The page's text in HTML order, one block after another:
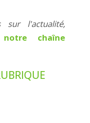
sur l'actualité,
notre chaîne